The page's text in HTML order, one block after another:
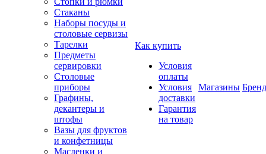
Стаканы
Наборы посуды и
столовые сервизы
Тарелки
Предметы
сервировки
Столовые
приборы
Графины,
декантеры и
штофы
Вазы для фруктов
и конфетницы
Масленки и
Как купить
Условия
оплаты
Условия
доставки
Гарантия
на товар
Магазины